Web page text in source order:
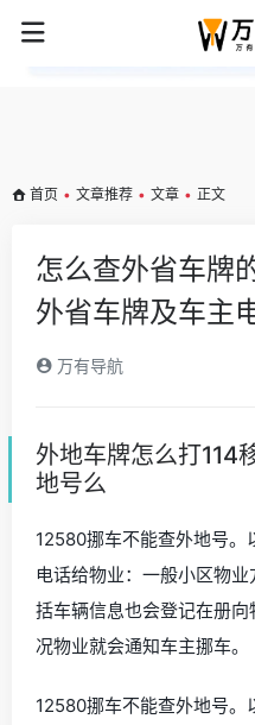
首页 • 文章推荐 • 文章 • 正文
怎么查外省车牌
外省车牌及车主
万有导航
外地车牌怎么打114
地号么
12580挪车不能查外地号
电话给物业：一般小区物
括车辆信息也会登记在册
况物业就会通知车主挪车。
12580挪车不能查外地号。